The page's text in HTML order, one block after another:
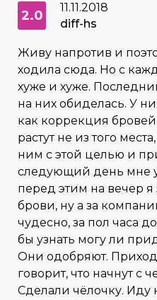
2.0
11.11.2018
diff-hs
Живу напротив и
ходила сюда. Но с
хуже и хуже.
на них обиделась. У
как коррекция
растут не из того
ним с этой целью и
следующий день мне
перед этим на вечер я
брови, ну а за
чудесно, за пол часа
бы узнать могу ли
Они одобряют.
говорит, что начнут с
Сделали чёлочку. Иду